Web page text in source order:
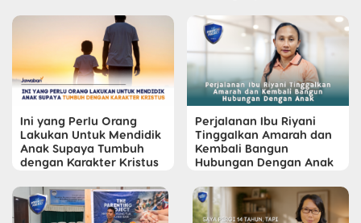
Ini yang Perlu Orang
Lakukan Untuk Mendidik
Anak Supaya Tumbuh
dengan Karakter Kristus
Perjalanan Ibu Riyani
Tinggalkan Amarah dan
Kembali Bangun
Hubungan Dengan Anak